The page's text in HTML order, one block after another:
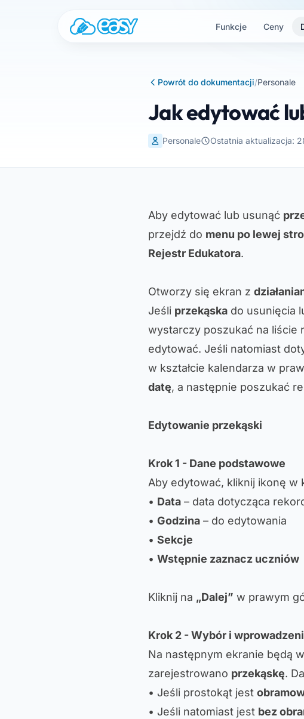
Funkcje Ceny
Powrót do dokumentacji/Personale
Jak edytować
Personale Ostatnia aktualizacja:
Aby edytować lub usunąć
przejdź do menu po lewej
Rejestr Edukatora.
Otworzy się ekran z
Jeśli przekąska do usunięcia
wystarczy poszukać na liście
edytować. Jeśli natomiast
w kształcie kalendarza w
datę, a następnie poszukać
Edytowanie przekąski
Krok 1 - Dane podstawowe
Aby edytować, kliknij ikonę w
• Data – data dotycząca
• Godzina – do edytowania
• Sekcje
• Wstępnie zaznacz uczniów
Kliknij na „Dalej” w prawym
Krok 2 - Wybór i
Na następnym ekranie będą
zarejestrowano przekąskę.
• Jeśli prostokąt jest
• Jeśli natomiast jest bez